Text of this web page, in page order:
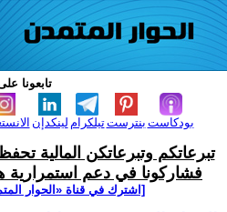
تابعونا
لينكدإن تيلكرامبنترست بودكاست
تبرعاتكم وتبرعاتكن المالية
فشاركونا في دعم استمرارية
[اشترك في قناة ‫«الحوار